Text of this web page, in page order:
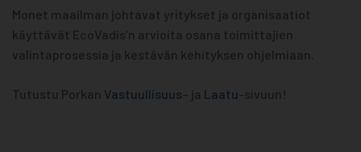
Monet maailman johtavat yritykset ja organisaatiot
käyttävät EcoVadis’n arvioita osana toimittajien
valintaprosessia ja kestävän kehityksen ohjelmiaan.
Tutustu Porkan Vastuullisuus– ja Laatu-sivuun!